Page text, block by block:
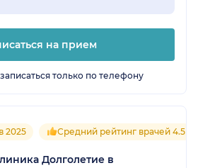
на прием
только по телефону
2025 Средний рейтинг врачей 4.5
Долголетие в